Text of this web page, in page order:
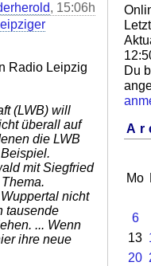
, 15:06h
Radio Leipzig
(LWB) will
überall auf
die LWB
mit Siegfried
nicht
tausende
... Wenn
ihre neue
Du
Mo
6
13
20